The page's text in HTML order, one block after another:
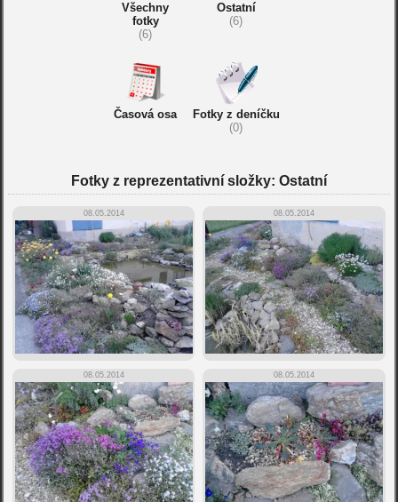
Všechny
fotky
(6)
Ostatní
(6)
Časová osa
Fotky z deníčku
(0)
Fotky z reprezentativní složky: Ostatní
08.05.2014 08.05.2014
08.05.2014 08.05.2014